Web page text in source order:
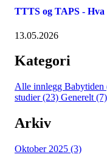
TTTS og TAPS - Hva
13.05.2026
Kategori
Alle innlegg Babytiden
studier (23) Generelt (7)
Arkiv
Oktober 2025 (3)